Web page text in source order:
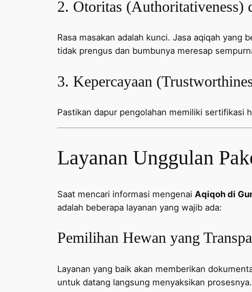
2. Otoritas
Rasa masakan adalah kunci. Jasa aqiqah
tidak prengus dan bumbunya meresap
3. Kepercayaan
Pastikan dapur pengolahan memiliki sertifikasi
Layanan Unggulan
Saat mencari informasi mengenai Aqiqoh di
adalah beberapa layanan yang wajib ada:
Pemilihan Hewan yang
Layanan yang baik akan memberikan
untuk datang langsung menyaksikan prosesnya.